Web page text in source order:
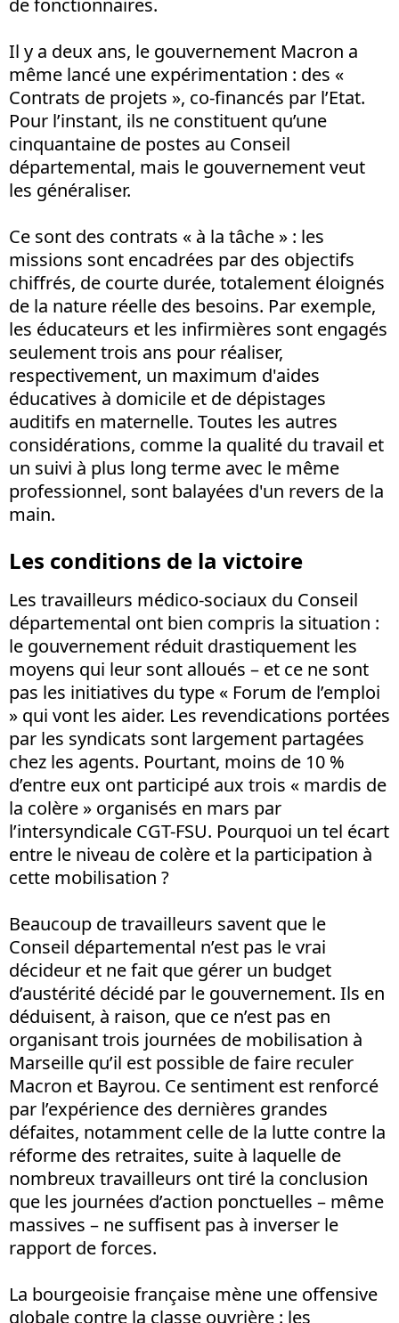
Il y a deux ans, le gouvernement Macron a
même lancé une expérimentation : des «
Contrats de projets », co-financés par l’Etat.
Pour l’instant, ils ne constituent qu’une
cinquantaine de postes au Conseil
départemental, mais le gouvernement veut
les généraliser.
Ce sont des contrats « à la tâche » : les
missions sont encadrées par des objectifs
chiffrés, de courte durée, totalement éloignés
de la nature réelle des besoins. Par exemple,
les éducateurs et les infirmières sont engagés
seulement trois ans pour réaliser,
respectivement, un maximum d'aides
éducatives à domicile et de dépistages
auditifs en maternelle. Toutes les autres
considérations, comme la qualité du travail et
un suivi à plus long terme avec le même
professionnel, sont balayées d'un revers de la
main.
Les conditions de la victoire
Les travailleurs médico-sociaux du Conseil
départemental ont bien compris la situation :
le gouvernement réduit drastiquement les
moyens qui leur sont alloués – et ce ne sont
pas les initiatives du type « Forum de l’emploi
» qui vont les aider. Les revendications portées
par les syndicats sont largement partagées
chez les agents. Pourtant, moins de 10 %
d’entre eux ont participé aux trois « mardis de
la colère » organisés en mars par
l’intersyndicale CGT-FSU. Pourquoi un tel écart
entre le niveau de colère et la participation à
cette mobilisation ?
Beaucoup de travailleurs savent que le
Conseil départemental n’est pas le vrai
décideur et ne fait que gérer un budget
d’austérité décidé par le gouvernement. Ils en
déduisent, à raison, que ce n’est pas en
organisant trois journées de mobilisation à
Marseille qu’il est possible de faire reculer
Macron et Bayrou. Ce sentiment est renforcé
par l’expérience des dernières grandes
défaites, notamment celle de la lutte contre la
réforme des retraites, suite à laquelle de
nombreux travailleurs ont tiré la conclusion
que les journées d’action ponctuelles – même
massives – ne suffisent pas à inverser le
rapport de forces.
La bourgeoisie française mène une offensive
globale contre la classe ouvrière : les